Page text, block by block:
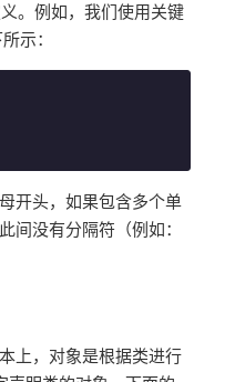
。例如，我们使用关键
示：
开头，如果包含多个单
间没有分隔符（例如：
上，对象是根据类进行